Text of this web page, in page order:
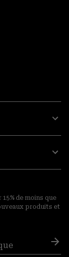
de moins que
produits et